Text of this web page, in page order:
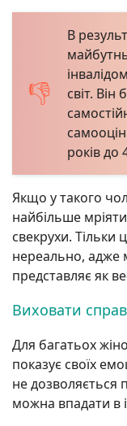
В
світ.
років до
Якщо у такого
найбільше
свекрухи. Тільки
нереально, адже
представляє як
Виховати
Для багатьох
показує своїх
не дозволяється
можна впадати в